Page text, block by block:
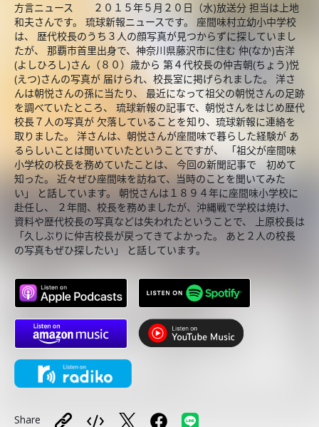
方言ニュース ２０１５年５月２０日（水)放送分 担当は上地
和夫さんです。 琉球新報ニュースです。 座間味村立幼小中学校
は、 歴代校長のうち３人の顔写真が見つからずに探していまし
たが、 那覇市首里出身で、神奈川県藤沢市に住む 仲(なか)吉洋
(よしひろし)さん（８０）歳から 第４代校長の仲吉朝(ちょう)悦
(えつ)さんの写真が 届けられ、校長室に掲げられました。 洋さ
んは朝悦さんの孫に当たり、 最近になって祖父の朝悦さんの足跡
を調べていたところ、 琉球新報の記事で、朝悦さんをはじめ歴代
校長７人の写真が 欠落していることを知り、琉球新報に連絡を
取りました。 洋さんは、朝悦さんが座間味で暮らした経験が あ
るらしいことは聞いていたということですが、 「祖父が座間味
小学校の校長を務めていたことは、 今回の新聞記事で 初めて
知った。 近々ぜひ座間味を訪ねて、当時のことを聞いてみた
い」 と話しています。 朝悦さんは１８９４年に座間味小学校に
赴任し、 ２年間、校長を務めましたが、沖縄戦で学校は焼け、
資料や歴代校長の写真などは失われたということで、 上原校長は
「久しぶりに仲吉校長が戻ってきてよかった。 あと２人の校長
の写真もぜひ探したい」 と話しています。
Share